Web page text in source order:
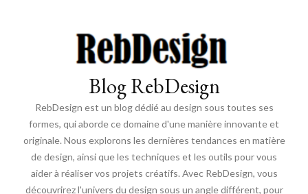
Blog RebDesign
RebDesign est un blog dédié au design sous toutes ses
formes, qui aborde ce domaine d'une manière innovante et
originale. Nous explorons les dernières tendances en matière
de design, ainsi que les techniques et les outils pour vous
aider à réaliser vos projets créatifs. Avec RebDesign, vous
découvrirez l'univers du design sous un angle différent, pour